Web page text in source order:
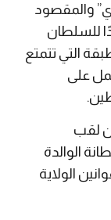
والمقصود
للسلطان
التي تتمتع
على
لقب
الوالدة
الولاية